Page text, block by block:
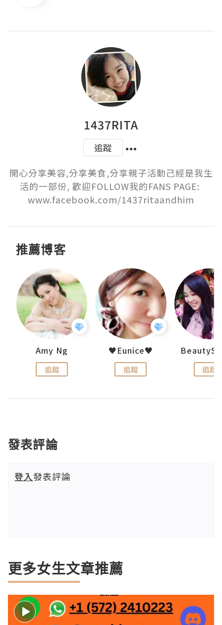
1437RITA
追蹤
開心分享美容,分享美食,分享親子活動己經是我生
活的一部份, 歡迎FOLLOW我的FANS PAGE:
www.facebook.com/1437ritaandhim
推薦博客
Amy Ng
追蹤
♥Eunice♥
追蹤 追蹤
發表評論
登入發表評論
更多女生文章推薦